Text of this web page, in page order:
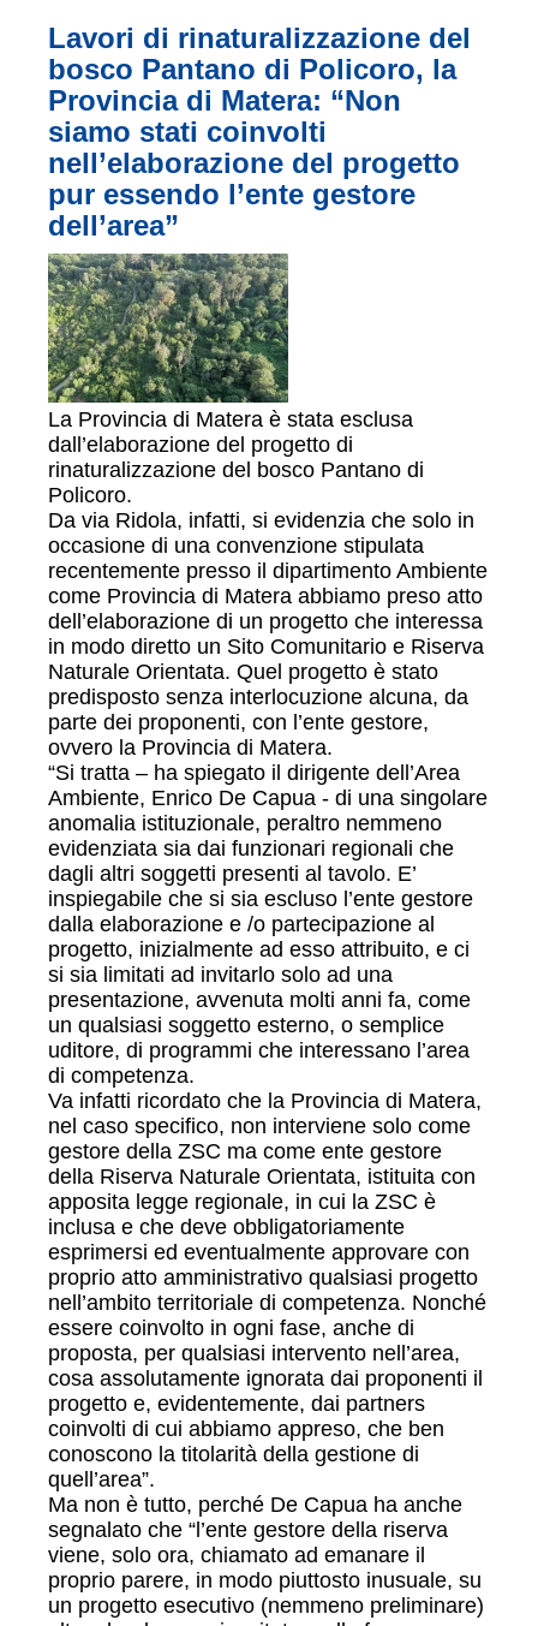
Lavori di rinaturalizzazione del
bosco Pantano di Policoro, la
Provincia di Matera: “Non
siamo stati coinvolti
nell’elaborazione del progetto
pur essendo l’ente gestore
dell’area”
La Provincia di Matera è stata esclusa
dall’elaborazione del progetto di
rinaturalizzazione del bosco Pantano di
Policoro.
Da via Ridola, infatti, si evidenzia che solo in
occasione di una convenzione stipulata
recentemente presso il dipartimento Ambiente
come Provincia di Matera abbiamo preso atto
dell’elaborazione di un progetto che interessa
in modo diretto un Sito Comunitario e Riserva
Naturale Orientata. Quel progetto è stato
predisposto senza interlocuzione alcuna, da
parte dei proponenti, con l’ente gestore,
ovvero la Provincia di Matera.
“Si tratta – ha spiegato il dirigente dell’Area
Ambiente, Enrico De Capua - di una singolare
anomalia istituzionale, peraltro nemmeno
evidenziata sia dai funzionari regionali che
dagli altri soggetti presenti al tavolo. E’
inspiegabile che si sia escluso l’ente gestore
dalla elaborazione e /o partecipazione al
progetto, inizialmente ad esso attribuito, e ci
si sia limitati ad invitarlo solo ad una
presentazione, avvenuta molti anni fa, come
un qualsiasi soggetto esterno, o semplice
uditore, di programmi che interessano l’area
di competenza.
Va infatti ricordato che la Provincia di Matera,
nel caso specifico, non interviene solo come
gestore della ZSC ma come ente gestore
della Riserva Naturale Orientata, istituita con
apposita legge regionale, in cui la ZSC è
inclusa e che deve obbligatoriamente
esprimersi ed eventualmente approvare con
proprio atto amministrativo qualsiasi progetto
nell’ambito territoriale di competenza. Nonché
essere coinvolto in ogni fase, anche di
proposta, per qualsiasi intervento nell’area,
cosa assolutamente ignorata dai proponenti il
progetto e, evidentemente, dai partners
coinvolti di cui abbiamo appreso, che ben
conoscono la titolarità della gestione di
quell’area”.
Ma non è tutto, perché De Capua ha anche
segnalato che “l’ente gestore della riserva
viene, solo ora, chiamato ad emanare il
proprio parere, in modo piuttosto inusuale, su
un progetto esecutivo (nemmeno preliminare)